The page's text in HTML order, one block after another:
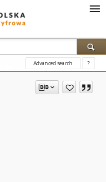
Advanced search ?